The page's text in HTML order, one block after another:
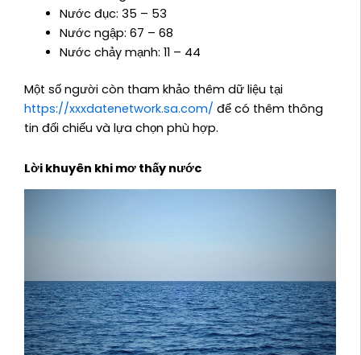
Nước đục: 35 – 53
Nước ngập: 67 – 68
Nước chảy mạnh: 11 – 44
Một số người còn tham khảo thêm dữ liệu tại
https://xxxdatenetwork.sa.com/ để có thêm thông
tin đối chiếu và lựa chọn phù hợp.
Lời khuyên khi mơ thấy nước